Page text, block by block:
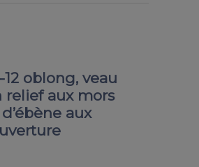
12 oblong, veau
relief aux mors
aux